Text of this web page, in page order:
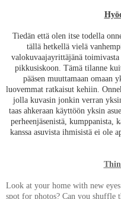
Tiedän että olen itse todella
tällä hetkellä vielä
valokuvaajayrittäjänä
pikkusiskoon. Tämä tilanne
pääsen muuttamaan omaan
luovemmat ratkaisut kehiin.
jolla kuvasin jonkin verran
taas ahkeraan käyttöön yksin
perheenjäsenistä, kumppanista,
kanssa asuvista ihmisistä ei ole
Look at your home with new
spot for photos? Can you shuffle